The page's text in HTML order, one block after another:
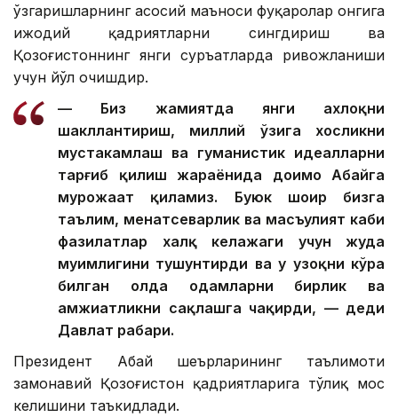
ўзгаришларнинг асосий маъноси фуқаролар онгига
ижодий қадриятларни сингдириш ва
Қозоғистоннинг янги суръатларда ривожланиши
учун йўл очишдир.
— Биз жамиятда янги ахлоқни
шакллантириш, миллий ўзига хосликни
мустаҳкамлаш ва гуманистик идеалларни
тарғиб қилиш жараёнида доимо Абайга
мурожаат қиламиз. Буюк шоир бизга
таълим, меҳнатсеварлик ва масъулият каби
фазилатлар халқ келажаги учун жуда
муҳимлигини тушунтирди ва у узоқни кўра
билган ҳолда одамларни бирлик ва
ҳамжиҳатликни сақлашга чақирди, — деди
Давлат раҳбари.
Президент Абай шеърларининг таълимоти
замонавий Қозоғистон қадриятларига тўлиқ мос
келишини таъкидлади.